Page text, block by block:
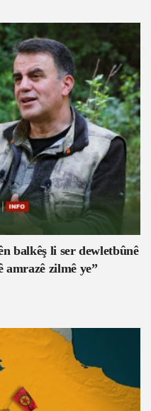
balkêş li ser dewletbûnê
amrazê zilmê ye”